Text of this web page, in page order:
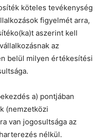
köteles tevékenység
figyelmét arra,
aszerint kell
az
belül milyen értékesítési
a) pontjában
(nemzetközi
van jogosultsága az
nélkül.